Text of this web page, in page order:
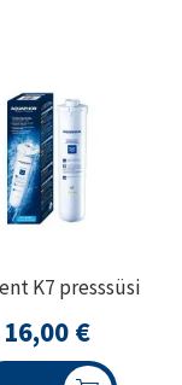
K7 presssüsi
16,00 €